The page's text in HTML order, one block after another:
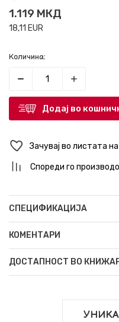
1.119 МКД
18,11 EUR
Количина:
Додај во
Зачувај во листата
Спореди го
СПЕЦИФИКАЦИЈА
КОМЕНТАРИ
ДОСТАПНОСТ ВО